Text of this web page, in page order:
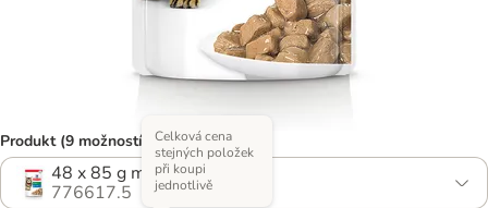
Produkt (9 možností)
48 x 85 g mořské ryby
776617.5
Celková cena
stejných položek
při koupi
jednotlivě